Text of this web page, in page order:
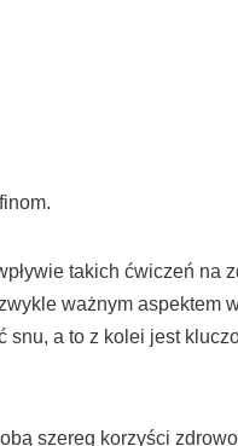
takich ćwiczeń na
ważnym aspektem
snu, a to z kolei jest
szereg korzyści